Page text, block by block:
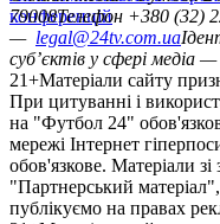
конференцій
79008Телефон +380 (32)
— legal@24tv.com.ua
суб’єктів у сфері медіа
21+Матеріали сайту
При цитуванні і
на "Футбол 24"
мережі Інтернет
обов'язкове. Матеріали
"Партнерський
публікуємо на правах